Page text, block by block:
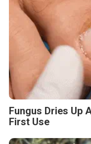
Fungus Dries Up
First Use